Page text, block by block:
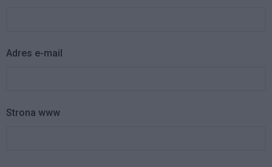
Adres e-mail
Strona www